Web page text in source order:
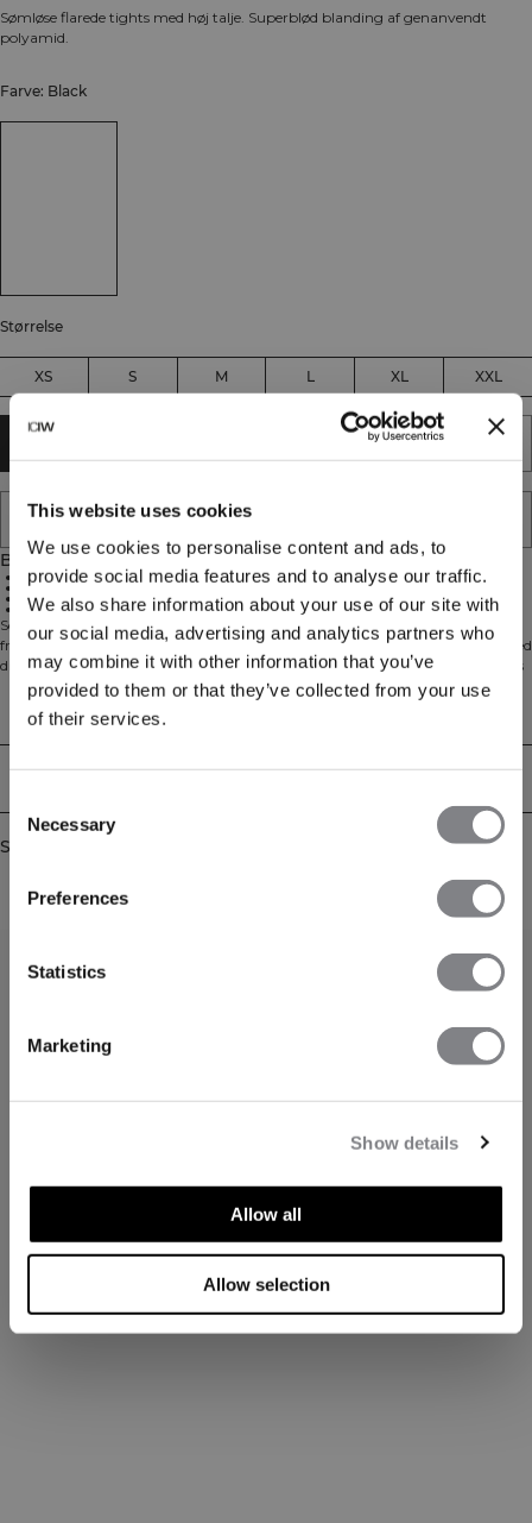
This website uses cookies
We use cookies to personalise content and ads, to
provide social media features and to analyse our traffic.
We also share information about your use of our site with
our social media, advertising and analytics partners who
may combine it with other information that you’ve
provided to them or that they’ve collected from your use
of their services.
Selection
Necessary
Preferences
Statistics
Marketing
Show details
Allow all
Allow selection
Sømløse flarede tights med høj talje. Superblød blanding af genanvendt
polyamid.
Farve: Black
Størrelse
XS S M L XL XXL
TILFØJ TIL ØNSKESKYEN
Beskrivelse
Sømløs konstruktion
Høj talje
Udsvinget pasform
Genanvendt polyamid
Sømløse flarede tights med høj talje. Smooth Seamless Flared Tights er
fremstillet af en superblød jersey i genanvendt polyamid, der bevæger sig med
dig. Den sømløse konstruktion og glatte fornemmelse minimerer skav, mens
den høje taljekant giver en sikker og flatterende pasform. En let udvidelse fra
knæet skaber en moderne silhuet og ubesværet bevægelse, så du let går fra
studiosessioner til hverdagsbrug. 92% genanvendt polyamid, 8% elastan.
Technical Aspects
Similar products